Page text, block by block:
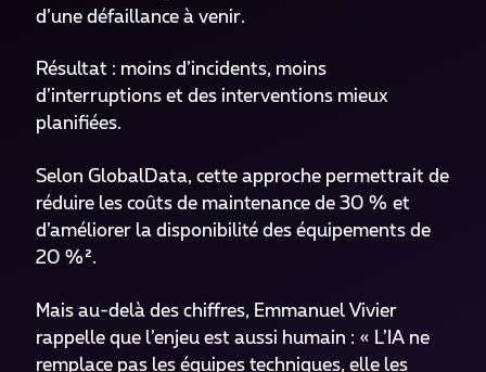
d’une défaillance à venir.
Résultat : moins d’incidents, moins
d’interruptions et des interventions mieux
planifiées.
Selon GlobalData, cette approche permettrait de
réduire les coûts de maintenance de 30 % et
d’améliorer la disponibilité des équipements de
20 %².
Mais au-delà des chiffres, Emmanuel Vivier
rappelle que l’enjeu est aussi humain : « L’IA ne
remplace pas les équipes techniques, elle les